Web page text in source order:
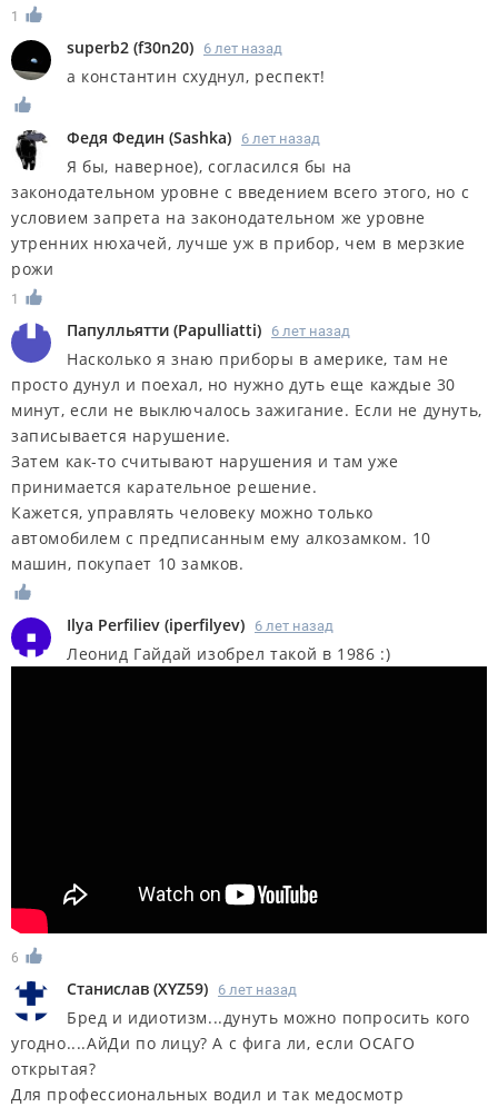
1
superb2 (f30n20) 6 лет назад
а константин схуднул, респект!
Федя Федин (Sashka) 6 лет назад
Я бы, наверное), согласился бы на
законодательном уровне с введением всего этого, но с
условием запрета на законодательном же уровне
утренних нюхачей, лучше уж в прибор, чем в мерзкие
рожи
1
Папулльятти (Papulliatti) 6 лет назад
Насколько я знаю приборы в америке, там не
просто дунул и поехал, но нужно дуть еще каждые 30
минут, если не выключалось зажигание. Если не дунуть,
записывается нарушение.
Затем как-то считывают нарушения и там уже
принимается карательное решение.
Кажется, управлять человеку можно только
автомобилем с предписанным ему алкозамком. 10
машин, покупает 10 замков.
Ilya Perfiliev (iperfilyev) 6 лет назад
Леонид Гайдай изобрел такой в 1986 :)
6
Станислав (XYZ59) 6 лет назад
Бред и идиотизм...дунуть можно попросить кого
угодно....АйДи по лицу? А с фига ли, если ОСАГО
открытая?
Для профессиональных водил и так медосмотр